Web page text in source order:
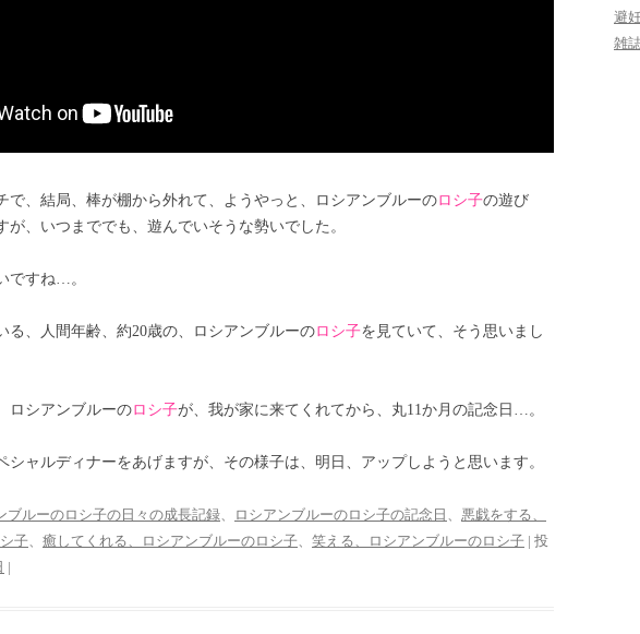
で、結局、棒が棚から外れて、ようやっと、ロシアンブルーのロシ子の遊び
が、いつまででも、遊んでいそうな勢いでした。
ですね…。
る、人間年齢、約20歳の、ロシアンブルーのロシ子を見ていて、そう思いまし
ロシアンブルーのロシ子が、我が家に来てくれてから、丸11か月の記念日…。
シャルディナーをあげますが、その様子は、明日、アップしようと思います。
ブルーのロシ子の日々の成長記録 ロシアンブルーのロシ子の記念日
悪戯をする、
子
癒してくれる、ロシアンブルーのロシ子 笑える、ロシアンブルーのロシ子 | 投
|
避
雑